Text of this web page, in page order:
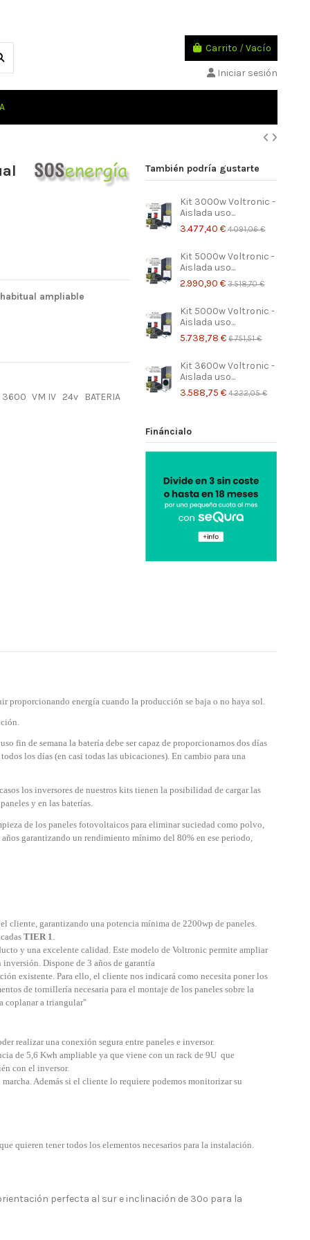
Carrito /Vacío
Iniciar sesión
ampliable
3600 VM IV 24v BATERIA
También podría gustarte
Kit 3000w Voltronic -
Aislada uso...
3.477,40 € 4.091,06 €
Kit 5000w Voltronic -
Aislada uso...
2.990,90 € 3.518,70 €
Kit 5000w Voltronic -
Aislada uso...
5.738,78 € 6.751,51 €
Kit 3600w Voltronic -
Aislada uso...
3.588,75 € 4.222,05 €
Fináncialo
proporcionando energía cuando la producción se baja o no haya sol.
fin de semana la batería debe ser capaz de proporcionarnos dos días
los días (en casi todas las ubicaciones). En cambio para una
los inversores de nuestros kits tienen la posibilidad de cargar las
y en las baterías.
de los paneles fotovoltaicos para eliminar suciedad como polvo,
garantizando un rendimiento mínimo del 80% en ese periodo,
cliente, garantizando una potencia mínima de 2200wp de paneles.
TIER 1.
y una excelente calidad. Este modelo de Voltronic permite ampliar
Dispone de 3 años de garantía
existente. Para ello, el cliente nos indicará como necesita poner los
de tornillería necesaria para el montaje de los paneles sobre la
coplanar a triangular"
realizar una conexión segura entre paneles e inversor.
de 5,6 Kwh ampliable ya que viene con un rack de 9U que
con el inversor.
Además si el cliente lo requiere podemos monitorizar su
quieren tener todos los elementos necesarios para la instalación.
perfecta al sur e inclinación de 30º para la